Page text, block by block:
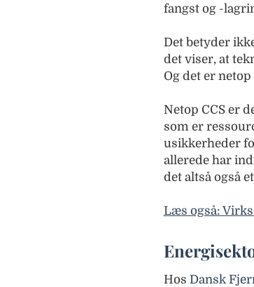
fangst og -
Det betyder
det viser, at
Og det er
Netop CCS er
som er
usikkerheder
allerede har
det altså også
Læs også:
Hos Dansk